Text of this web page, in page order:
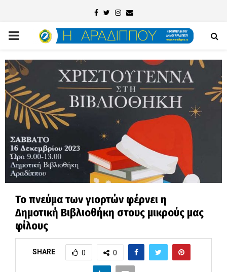
Facebook
TwitterInstagram
Email
PRIMARY
MENU
Το πνεύμα των γιορτών φέρνει η
Δημοτική Βιβλιοθήκη στους μικρούς μας
φίλους
SHARE 0 0